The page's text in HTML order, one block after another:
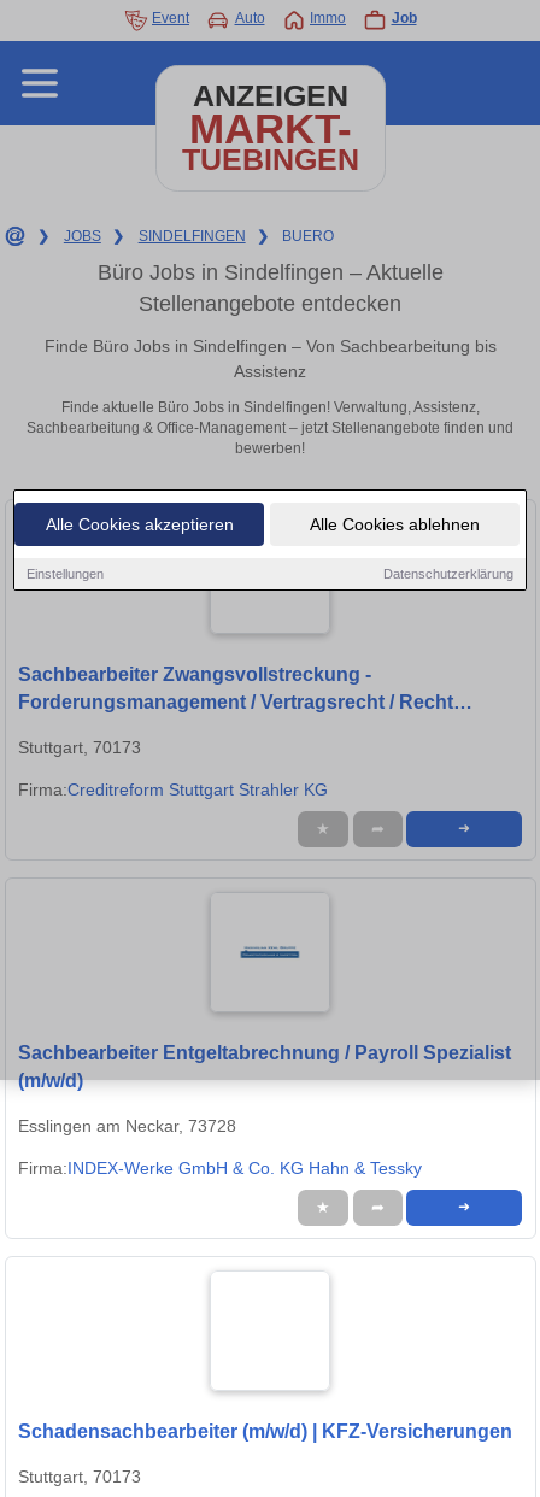
Alle Cookies akzeptieren Alle Cookies ablehnen
Einstellungen Datenschutzerklärung
Event Auto Immo Job
ANZEIGEN
MARKT-
TUEBINGEN
❯ JOBS ❯ SINDELFINGEN ❯ BUERO
Büro Jobs in Sindelfingen – Aktuelle
Stellenangebote entdecken
Finde Büro Jobs in Sindelfingen – Von Sachbearbeitung bis
Assistenz
Finde aktuelle Büro Jobs in Sindelfingen! Verwaltung, Assistenz,
Sachbearbeitung & Office-Management – jetzt Stellenangebote finden und
bewerben!
Sachbearbeiter Zwangsvollstreckung -
Forderungsmanagement / Vertragsrecht / Recht
Stuttgart, 70173
Firma:Creditreform Stuttgart Strahler KG
★ ➦ ➜
Sachbearbeiter Entgeltabrechnung / Payroll Spezialist
(m/w/d)
Esslingen am Neckar, 73728
Firma:INDEX-Werke GmbH & Co. KG Hahn & Tessky
★ ➦ ➜
Schadensachbearbeiter (m/w/d) | KFZ-Versicherungen
Stuttgart, 70173